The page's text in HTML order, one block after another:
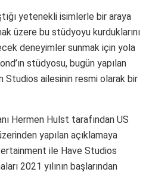
yetenekli isimlerle bir araya
üzere bu stüdyoyu kurduklarını
deneyimler sunmak için yola
stüdyosu, bugün yapılan
Studios ailesinin resmi olarak bir
Hermen Hulst tarafından US
yapılan açıklamaya
ile Have Studios
2021 yılının başlarından